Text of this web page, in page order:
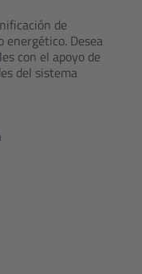
de
Desea
con el apoyo de
del sistema